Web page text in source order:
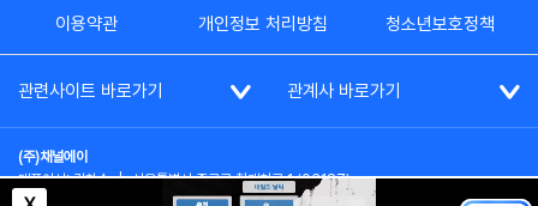
이용약관 개인정보 처리방침 청소년보호정책
관련사이트 바로가기 관계사 바로가기
(주)채널에이
대표이사: 김차수 | 서울특별시 종로구 청계천로 1 (03187)
부가통신사업신고: 022357호 | 사업자등록번호: 101-86-62787